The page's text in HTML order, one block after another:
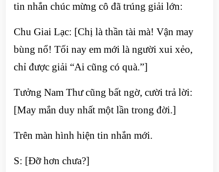
tin nhắn chúc mừng cô đã trúng giải lớn:
Chu Giai Lạc: [Chị là thần tài mà! Vận may
bùng nổ! Tối nay em mới là người xui xẻo,
chỉ được giải “Ai cũng có quà.”]
Tưởng Nam Thư cũng bất ngờ, cười trả lời:
[May mắn duy nhất một lần trong đời.]
Trên màn hình hiện tin nhắn mới.
S: [Đỡ hơn chưa?]